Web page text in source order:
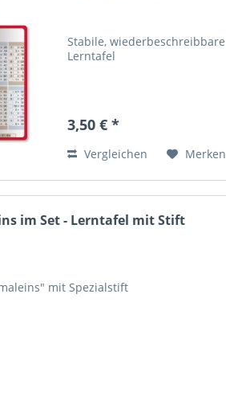
Stabile, wiederbeschreibbare
Lerntafel
3,50 € *
Vergleichen Merken
im Set - Lerntafel mit Stift
mit Spezialstift